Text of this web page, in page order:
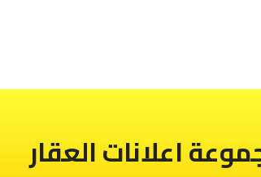
اعلانات العقار